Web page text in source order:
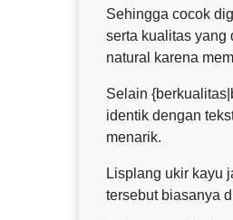
Sehingga cocok
serta kualitas yang
natural karena
Selain
identik dengan
menarik.
Lisplang ukir kayu
tersebut biasanya